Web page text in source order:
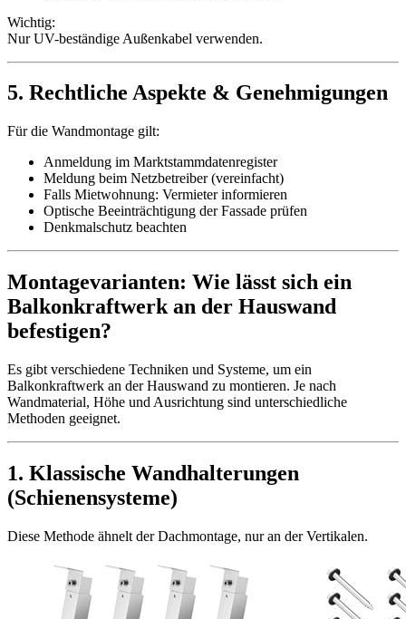
Wichtig:
Nur UV-beständige Außenkabel verwenden.
5. Rechtliche Aspekte & Genehmigungen
Für die Wandmontage gilt:
Anmeldung im Marktstammdatenregister
Meldung beim Netzbetreiber (vereinfacht)
Falls Mietwohnung: Vermieter informieren
Optische Beeinträchtigung der Fassade prüfen
Denkmalschutz beachten
Montagevarianten: Wie lässt sich ein
Balkonkraftwerk an der Hauswand
befestigen?
Es gibt verschiedene Techniken und Systeme, um ein
Balkonkraftwerk an der Hauswand zu montieren. Je nach
Wandmaterial, Höhe und Ausrichtung sind unterschiedliche
Methoden geeignet.
1. Klassische Wandhalterungen
(Schienensysteme)
Diese Methode ähnelt der Dachmontage, nur an der Vertikalen.